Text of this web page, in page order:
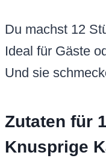
Du machst 12
Ideal für Gäste
Und sie
Zutaten für
Knusprige